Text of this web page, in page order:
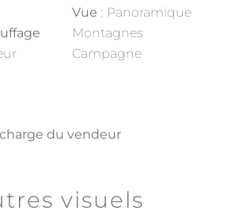
Vue
Panoramique
Montagnes
Campagne
du vendeur
visuels